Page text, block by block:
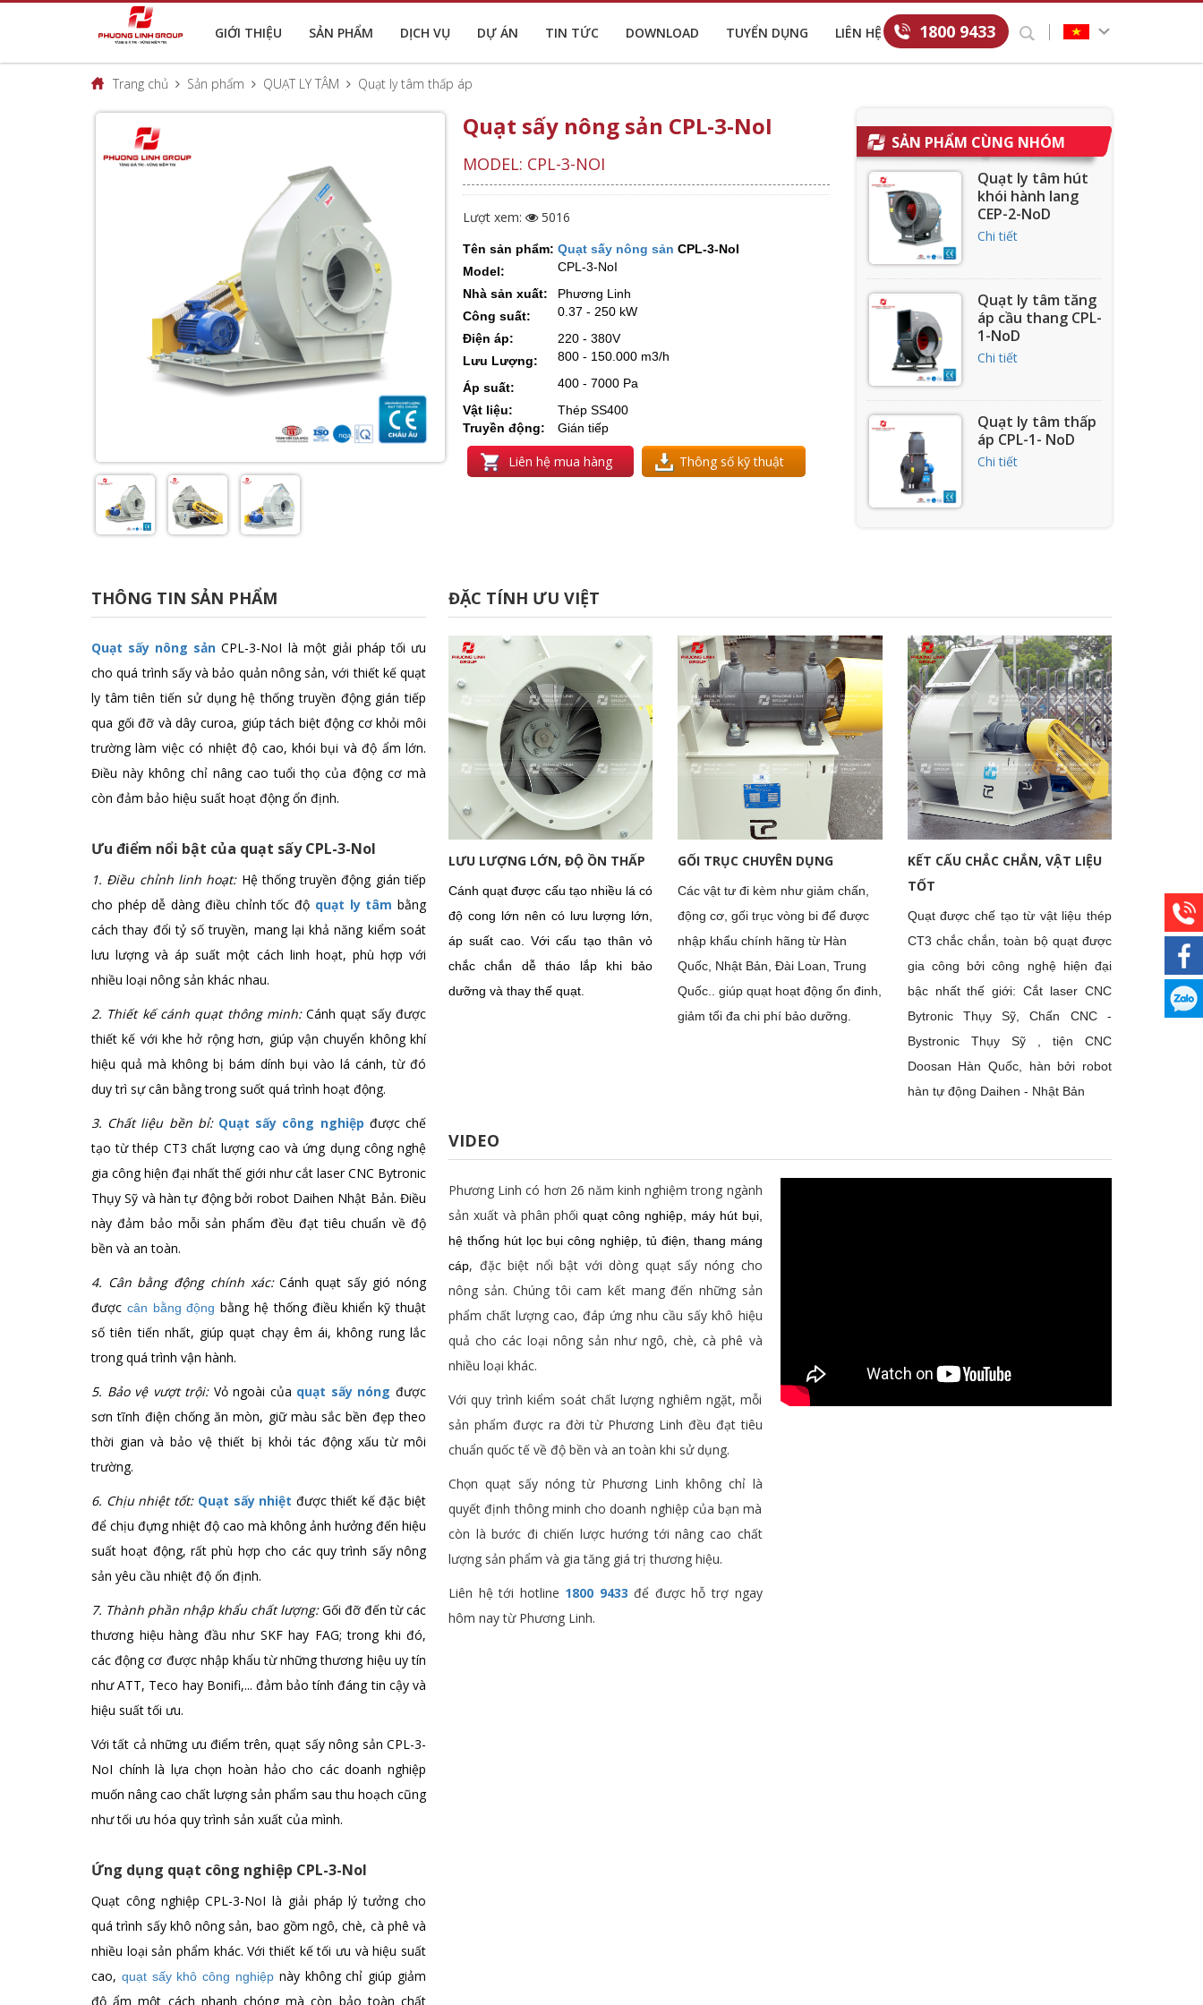
GIỚI THIỆU SẢN PHẨM DỊCH VỤ DỰ ÁN TIN TỨC DOWNLOAD TUYỂN DỤNG LIÊN HỆ 1800 9433
Trang chủ Sản phẩm QUẠT LY TÂM Quạt ly tâm thấp áp
Quạt sấy nông sản CPL-3-NoI
MODEL: CPL-3-NOI
Lượt xem: 5016
Tên sản phẩm: Quạt sấy nông sản CPL-3-NoI
Model:
CPL-3-NoI
Nhà sản xuất:
Phương Linh
Công suất:
0.37 - 250 kW
Điện áp:
220 - 380V
Lưu Lượng:
800 - 150.000 m3/h
Áp suất:
400 - 7000 Pa
Vật liệu:
Thép SS400
Truyền động:
Gián tiếp
Liên hệ mua hàng Thông số kỹ thuật
SẢN PHẨM CÙNG NHÓM
Quạt ly tâm hút
khói hành lang
CEP-2-NoD
Chi tiết
Quạt ly tâm tăng
áp cầu thang CPL-
1-NoD
Chi tiết
Quạt ly tâm thấp
áp CPL-1- NoD
Chi tiết
Quạt hút khí thải
lò nung gạch
Tuynel CPL-1-NoI
Chi tiết
Quạt hút ly tâm
công nghiệp CPL-
1-NoD
Chi tiết
THÔNG TIN SẢN PHẨM
Quạt sấy nông sản CPL-3-NoI là một giải pháp tối ưu
cho quá trình sấy và bảo quản nông sản, với thiết kế quạt
ly tâm tiên tiến sử dụng hệ thống truyền động gián tiếp
qua gối đỡ và dây curoa, giúp tách biệt động cơ khỏi môi
trường làm việc có nhiệt độ cao, khói bụi và độ ẩm lớn.
Điều này không chỉ nâng cao tuổi thọ của động cơ mà
còn đảm bảo hiệu suất hoạt động ổn định.
Ưu điểm nổi bật của quạt sấy CPL-3-NoI
1. Điều chỉnh linh hoạt:Hệ thống truyền động gián tiếp
cho phép dễ dàng điều chỉnh tốc độ quạt ly tâm bằng
cách thay đổi tỷ số truyền, mang lại khả năng kiểm soát
lưu lượng và áp suất một cách linh hoạt, phù hợp với
nhiều loại nông sản khác nhau.
2. Thiết kế cánh quạt thông minh:Cánh quạt sấy được
thiết kế với khe hở rộng hơn, giúp vận chuyển không khí
hiệu quả mà không bị bám dính bụi vào lá cánh, từ đó
duy trì sự cân bằng trong suốt quá trình hoạt động.
3. Chất liệu bền bỉ: Quạt sấy công nghiệp được chế
tạo từ thép CT3 chất lượng cao và ứng dụng công nghệ
gia công hiện đại nhất thế giới như cắt laser CNC Bytronic
Thụy Sỹ và hàn tự động bởi robot Daihen Nhật Bản. Điều
này đảm bảo mỗi sản phẩm đều đạt tiêu chuẩn về độ
bền và an toàn.
4. Cân bằng động chính xác:Cánh quạt sấy gió nóng
được cân bằng động bằng hệ thống điều khiển kỹ thuật
số tiên tiến nhất, giúp quạt chạy êm ái, không rung lắc
trong quá trình vận hành.
5. Bảo vệ vượt trội:Vỏ ngoài của quạt sấy nóng được
sơn tĩnh điện chống ăn mòn, giữ màu sắc bền đẹp theo
thời gian và bảo vệ thiết bị khỏi tác động xấu từ môi
trường.
6. Chịu nhiệt tốt: Quạt sấy nhiệt được thiết kế đặc biệt
để chịu đựng nhiệt độ cao mà không ảnh hưởng đến hiệu
suất hoạt động, rất phù hợp cho các quy trình sấy nông
sản yêu cầu nhiệt độ ổn định.
7. Thành phần nhập khẩu chất lượng:Gối đỡ đến từ các
thương hiệu hàng đầu như SKF hay FAG; trong khi đó,
các động cơ được nhập khẩu từ những thương hiệu uy tín
như ATT, Teco hay Bonifi,... đảm bảo tính đáng tin cậy và
hiệu suất tối ưu.
Với tất cả những ưu điểm trên, quạt sấy nông sản CPL-3-
NoI chính là lựa chọn hoàn hảo cho các doanh nghiệp
muốn nâng cao chất lượng sản phẩm sau thu hoạch cũng
như tối ưu hóa quy trình sản xuất của mình.
Ứng dụng quạt công nghiệp CPL-3-NoI
Quạt công nghiệp CPL-3-NoI là giải pháp lý tưởng cho
quá trình sấy khô nông sản, bao gồm ngô, chè, cà phê và
nhiều loại sản phẩm khác. Với thiết kế tối ưu và hiệu suất
cao, quạt sấy khô công nghiệp này không chỉ giúp giảm
độ ẩm một cách nhanh chóng mà còn bảo toàn chất
ĐẶC TÍNH ƯU VIỆT
LƯU LƯỢNG LỚN, ĐỘ ỒN THẤP
Cánh quạt được cấu tạo nhiều lá có
độ cong lớn nên có lưu lượng lớn,
áp suất cao. Với cấu tạo thân vỏ
chắc chắn dễ tháo lắp khi bảo
dưỡng và thay thế quạt.
GỐI TRỤC CHUYÊN DỤNG
Các vật tư đi kèm như giảm chấn,
động cơ, gối trục vòng bi để được
nhập khẩu chính hãng từ Hàn
Quốc, Nhật Bản, Đài Loan, Trung
Quốc.. giúp quạt hoạt động ổn đinh,
giảm tối đa chi phí bảo dưỡng.
KẾT CẤU CHẮC CHẮN, VẬT LIỆU
TỐT
Quạt được chế tạo từ vật liệu thép
CT3 chắc chắn, toàn bộ quạt được
gia công bởi công nghệ hiện đại
bậc nhất thế giới: Cắt laser CNC
Bytronic Thụy Sỹ, Chấn CNC -
Bystronic Thụy Sỹ , tiện CNC
Doosan Hàn Quốc, hàn bởi robot
hàn tự động Daihen - Nhật Bản
VIDEO
Phương Linh có hơn 26 năm kinh nghiệm trong ngành
sản xuất và phân phối quạt công nghiệp, máy hút bụi,
hệ thống hút lọc bụi công nghiệp, tủ điện, thang máng
cáp, đặc biệt nổi bật với dòng quạt sấy nóng cho
nông sản. Chúng tôi cam kết mang đến những sản
phẩm chất lượng cao, đáp ứng nhu cầu sấy khô hiệu
quả cho các loại nông sản như ngô, chè, cà phê và
nhiều loại khác.
Với quy trình kiểm soát chất lượng nghiêm ngặt, mỗi
sản phẩm được ra đời từ Phương Linh đều đạt tiêu
chuẩn quốc tế về độ bền và an toàn khi sử dụng.
Chọn quạt sấy nóng từ Phương Linh không chỉ là
quyết định thông minh cho doanh nghiệp của bạn mà
còn là bước đi chiến lược hướng tới nâng cao chất
lượng sản phẩm và gia tăng giá trị thương hiệu.
Liên hệ tới hotline 1800 9433 để được hỗ trợ ngay
hôm nay từ Phương Linh.